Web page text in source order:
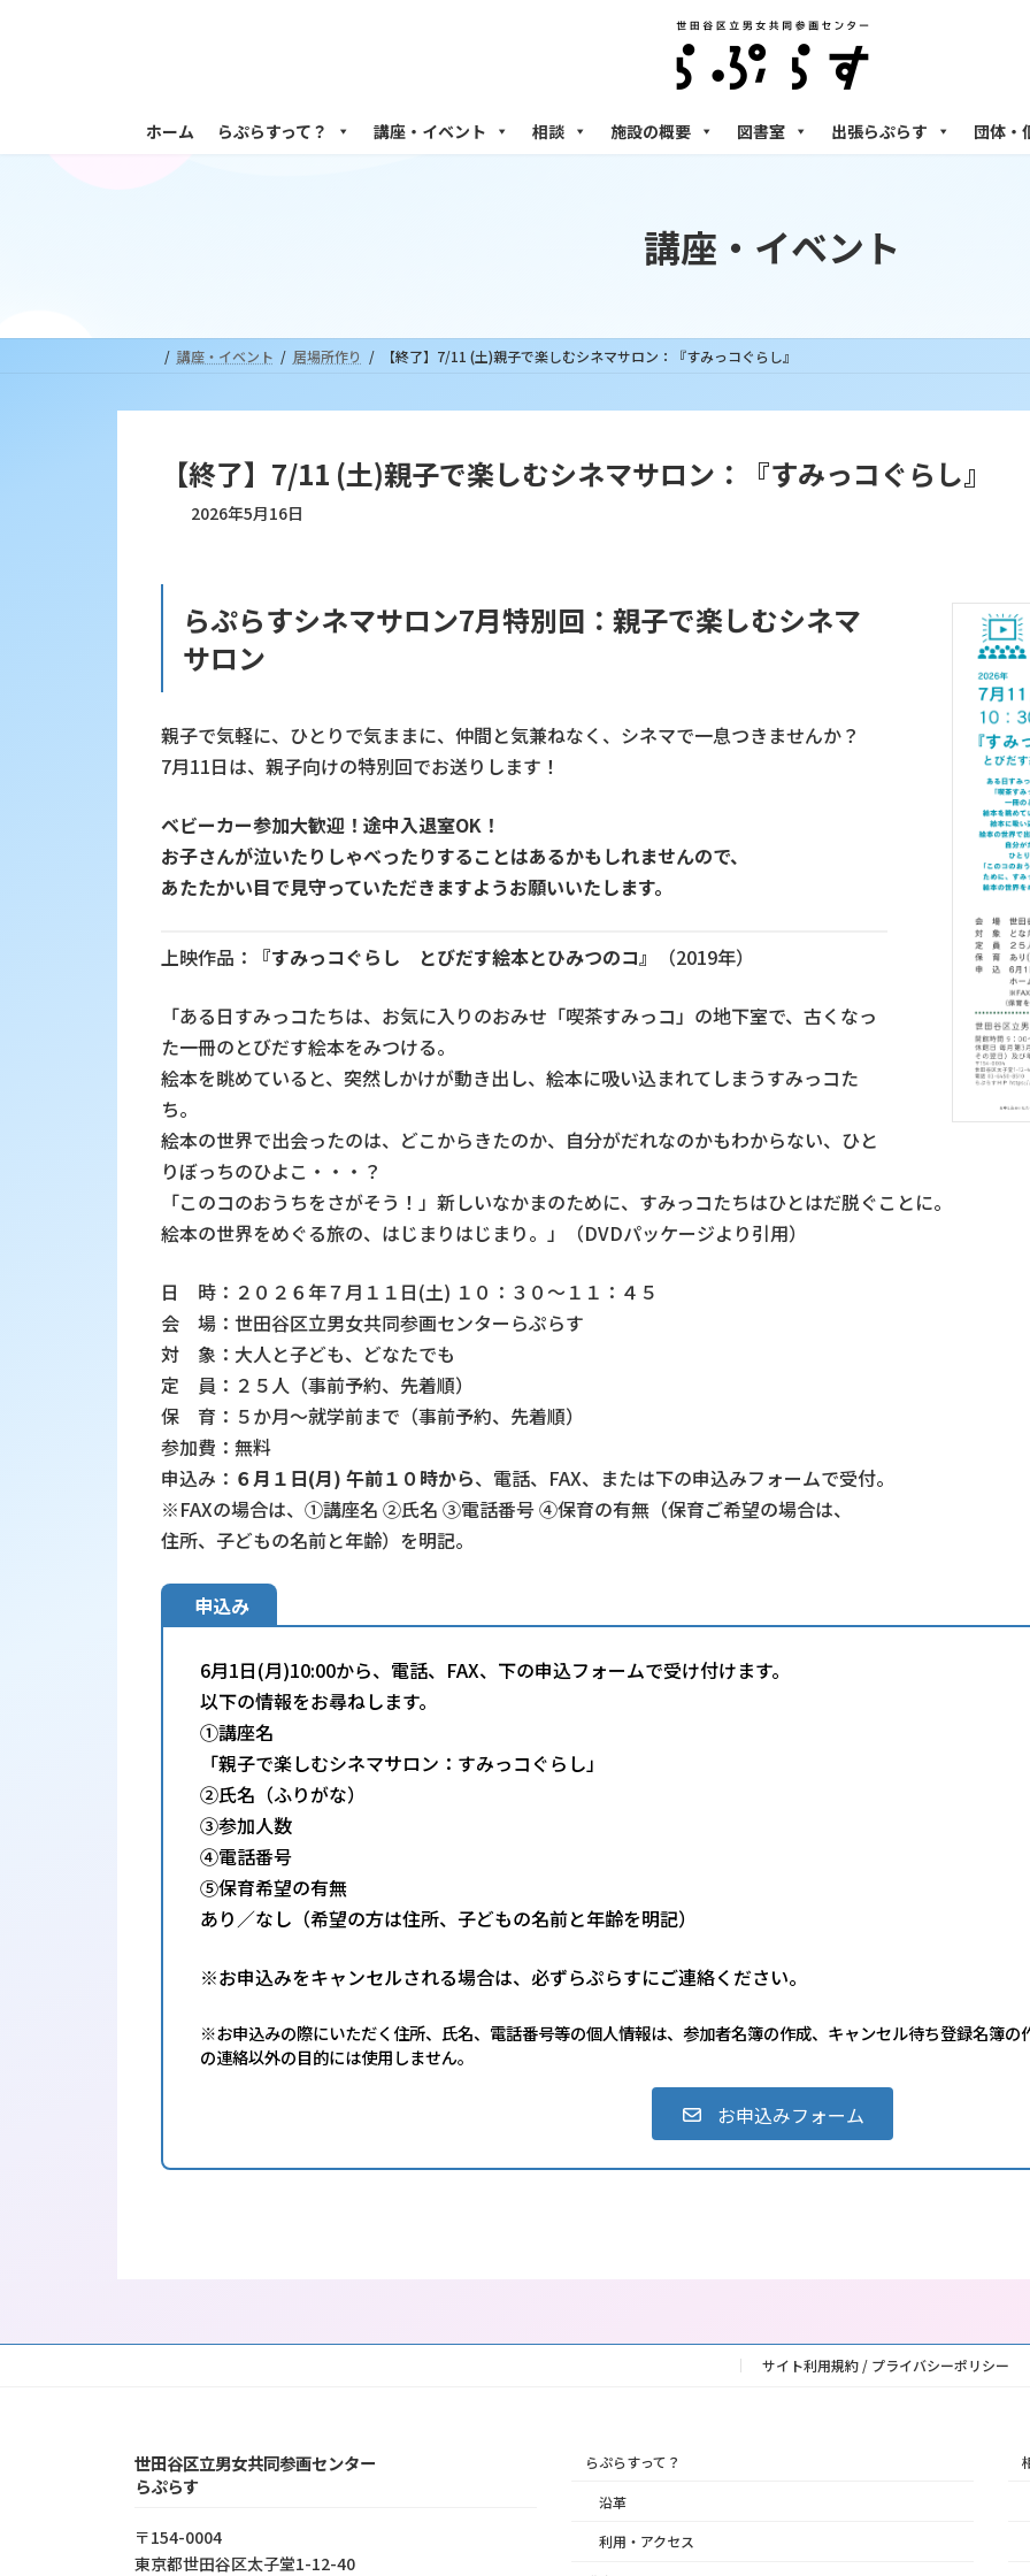
へ
ョ
ホーム らぷらすって？ 講座・イベント 相談 施設の概要 図書室 出張らぷらす 団体・
講座・イベント
講座・イベント 居場所作り 【終了】7/11 (土)親子で楽しむシネマサロン：『すみっコぐらし』
【終了】7/11 (土)親子で楽しむシネマサロン：『すみっコぐらし』
2026年5月16日
らぷらすシネマサロン7月特別回：親子で楽しむシネマ
サロン
親子で気軽に、ひとりで気ままに、仲間と気兼ねなく、シネマで一息つきませんか？
7月11日は、親子向けの特別回でお送りします！
ベビーカー参加大歓迎！途中入退室OK！
お子さんが泣いたりしゃべったりすることはあるかもしれませんので、
あたたかい目で見守っていただきますようお願いいたします。
上映作品： 『すみっコぐらし とびだす絵本とひみつのコ』 （2019年）
「ある日すみっコたちは、お気に入りのおみせ 「喫茶すみっコ」の地下室で、古くなっ
た一冊のとびだす絵本をみつける。
絵本を眺めていると、突然しかけが動き出し、絵本に吸い込まれてしまうすみっコた
ち。
絵本の世界で出会ったのは、どこからきたのか、自分がだれなのかもわからない、 ひと
りぼっちのひよこ・・・？
「このコのおうちをさがそう！」新しいなかまのために、すみっコたちはひとはだ脱ぐことに。
絵本の世界をめぐる旅の、はじまりはじまり。 」（DVDパッケージより引用）
日 時：２０２６年７月１１日(土) １０：３０～１１：４５
会 場：世田谷区立男女共同参画センターらぷらす
対 象：大人と子ども、どなたでも
定 員：２５人（事前予約、先着順）
保 育：５か月～就学前まで（事前予約、先着順）
参加費：無料
申込み： ６月１日(月) 午前１０時から、電話、FAX、または下の申込みフォームで受付。
※FAXの場合は、①講座名 ②氏名 ③電話番号 ④保育の有無（保育ご希望の場合は、
住所、子どもの名前と年齢）を明記。
申込み
6月1日(月)10:00から、電話、FAX、下の申込フォームで受け付けます。
以下の情報をお尋ねします。
①講座名
「親子で楽しむシネマサロン：すみっコぐらし」
②氏名（ふりがな）
③参加人数
④電話番号
⑤保育希望の有無
あり／なし（希望の方は住所、子どもの名前と年齢を明記）
※お申込みをキャンセルされる場合は、必ずらぷらすにご連絡ください。
※お申込みの際にいただく住所、氏名、電話番号等の個人情報は、参加者名簿の作成、キャンセル待ち登録名簿
の連絡以外の目的には使用しません。
お申込みフォーム
サイト利用規約 / プライバシーポリシー
世田谷区立男女共同参画センター
らぷらす
〒154-0004
東京都世⽥⾕区太⼦堂1-12-40
らぷらすって？
沿革
利用・アクセス